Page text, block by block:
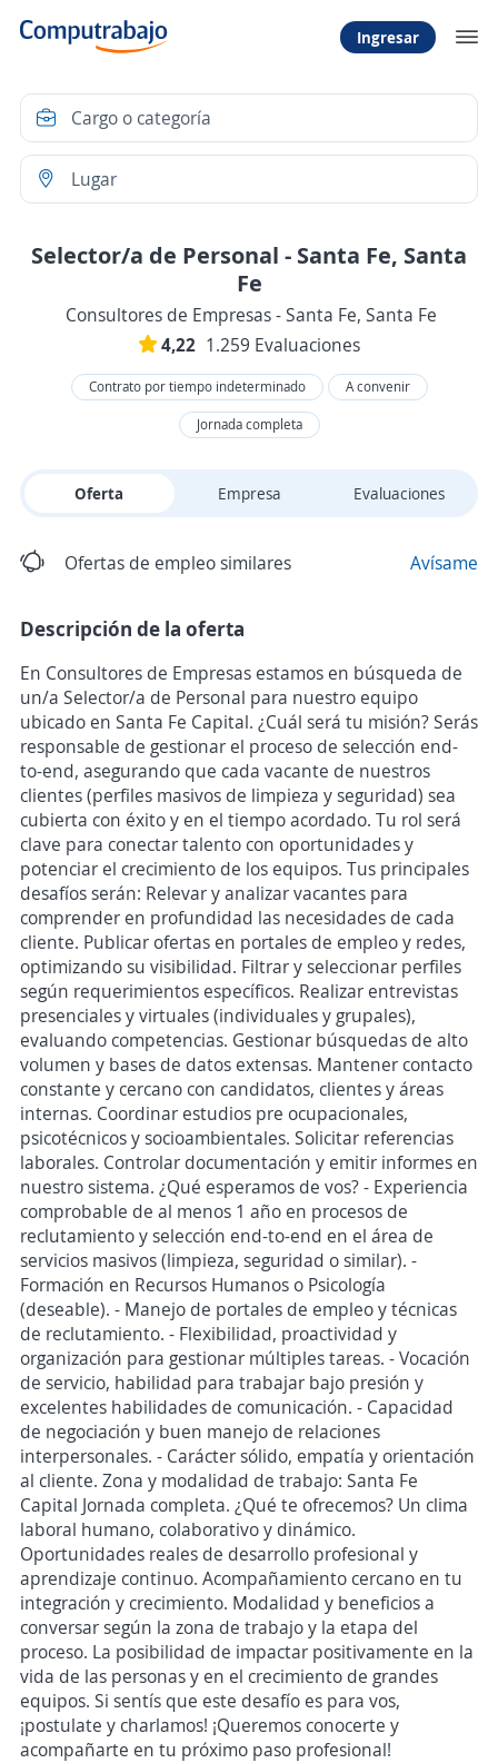
Ingresar
Selector/a de Personal - Santa Fe, Santa
Fe
Consultores de Empresas - Santa Fe, Santa Fe
4,22 1.259 Evaluaciones
Contrato por tiempo indeterminado
A convenir
Jornada completa
Oferta Empresa Evaluaciones
Ofertas de empleo similares Avísame
Descripción de la oferta
En Consultores de Empresas estamos en búsqueda de
un/a Selector/a de Personal para nuestro equipo
ubicado en Santa Fe Capital. ¿Cuál será tu misión? Serás
responsable de gestionar el proceso de selección end-
to-end, asegurando que cada vacante de nuestros
clientes (perfiles masivos de limpieza y seguridad) sea
cubierta con éxito y en el tiempo acordado. Tu rol será
clave para conectar talento con oportunidades y
potenciar el crecimiento de los equipos. Tus principales
desafíos serán: Relevar y analizar vacantes para
comprender en profundidad las necesidades de cada
cliente. Publicar ofertas en portales de empleo y redes,
optimizando su visibilidad. Filtrar y seleccionar perfiles
según requerimientos específicos. Realizar entrevistas
presenciales y virtuales (individuales y grupales),
evaluando competencias. Gestionar búsquedas de alto
volumen y bases de datos extensas. Mantener contacto
constante y cercano con candidatos, clientes y áreas
internas. Coordinar estudios pre ocupacionales,
psicotécnicos y socioambientales. Solicitar referencias
laborales. Controlar documentación y emitir informes en
nuestro sistema. ¿Qué esperamos de vos? - Experiencia
comprobable de al menos 1 año en procesos de
reclutamiento y selección end-to-end en el área de
servicios masivos (limpieza, seguridad o similar). -
Formación en Recursos Humanos o Psicología
(deseable). - Manejo de portales de empleo y técnicas
de reclutamiento. - Flexibilidad, proactividad y
organización para gestionar múltiples tareas. - Vocación
de servicio, habilidad para trabajar bajo presión y
excelentes habilidades de comunicación. - Capacidad
de negociación y buen manejo de relaciones
interpersonales. - Carácter sólido, empatía y orientación
al cliente. Zona y modalidad de trabajo: Santa Fe
Capital Jornada completa. ¿Qué te ofrecemos? Un clima
laboral humano, colaborativo y dinámico.
Oportunidades reales de desarrollo profesional y
aprendizaje continuo. Acompañamiento cercano en tu
integración y crecimiento. Modalidad y beneficios a
conversar según la zona de trabajo y la etapa del
proceso. La posibilidad de impactar positivamente en la
vida de las personas y en el crecimiento de grandes
equipos. Si sentís que este desafío es para vos,
¡postulate y charlamos! ¡Queremos conocerte y
acompañarte en tu próximo paso profesional!